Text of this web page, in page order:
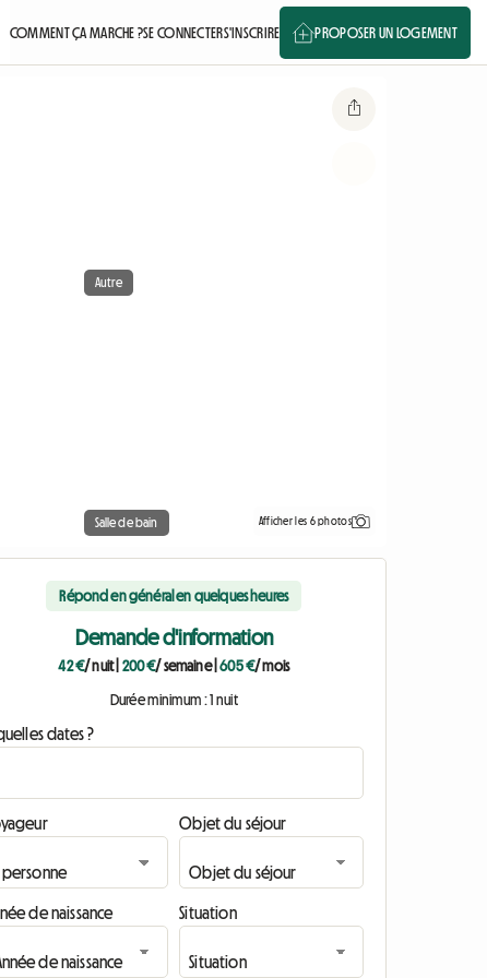
COMMENT ÇA MARCHE ?SE CONNECTERS'INSCRIRE PROPOSER UN LOGEMENT
Autre
Salle de bain Afficher les 6 photos
Répond en général en quelques heures
Demande d'information
42 €/ nuit| 200 €/ semaine|605 €/ mois
Durée minimum : 1 nuit
dates ?
Objet du séjour
de naissance Situation